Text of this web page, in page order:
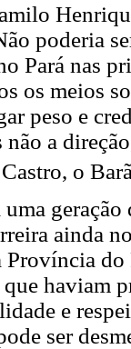
poderia
Pará nas
os meios
peso e
não a
o
ainda
do
que haviam
e
ser